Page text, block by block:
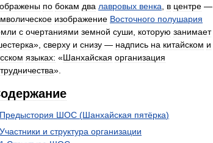
по бокам два лавровых венка в центре —
изображение Восточного полушария
с очертаниями земной суши которую занимает
», сверху и снизу — надпись на китайском и
языках: «Шанхайская организация
».
Предыстория ШОС (Шанхайская пятёрка)
Участники и структура организации